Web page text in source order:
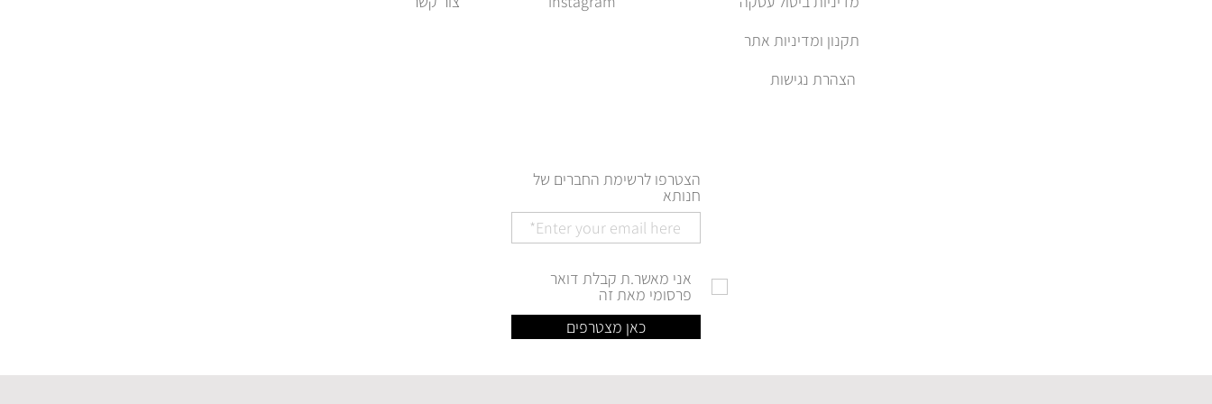
תקנון ומדיניות אתר
הצטרפו לרשימת החברים של
חנותא
אני מאשר.ת קבלת דואר
פרסומי מאת זה
כאן מצטרפים